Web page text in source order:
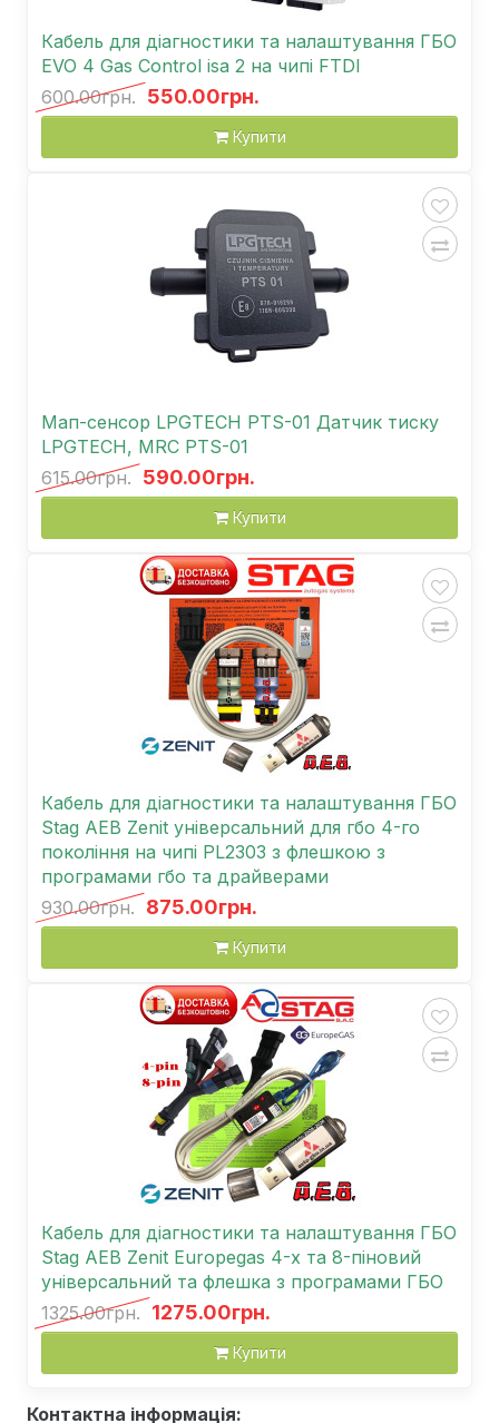
Кабель для діагностики та налаштування ГБО
EVO 4 Gas Control isa 2 на чипі FTDI
600.00грн. 550.00грн.
Купити
Мап-сенсор LPGTECH PTS-01 Датчик тиску
LPGTECH, MRC PTS-01
615.00грн. 590.00грн.
Купити
Кабель для діагностики та налаштування ГБО
Stag AEB Zenit універсальний для гбо 4-го
покоління на чипі PL2303 з флешкою з
програмами гбо та драйверами
930.00грн. 875.00грн.
Купити
Кабель для діагностики та налаштування ГБО
Stag AEB Zenit Europegas 4-х та 8-піновий
універсальний та флешка з програмами ГБО
1325.00грн. 1275.00грн.
Купити
Контактна інформація: